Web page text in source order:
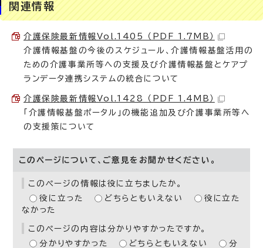
関連情報
介護保険最新情報Vol.1405 （PDF 1.7MB）
介護情報基盤の今後のスケジュール、介護情報基盤活用の
ための介護事業所等への支援及び介護情報基盤とケアプ
ランデータ連携システムの統合について
介護保険最新情報Vol.1428 （PDF 1.4MB）
「介護情報基盤ポータル」の機能追加及び介護事業所等へ
の支援策について
このページについて、ご意見をお聞かせください。
このページの情報は役に立ちましたか。
役に立った
どちらともいえない
役に立た
なかった
このページの内容は分かりやすかったですか。
分かりやすかった
どちらともいえない
分